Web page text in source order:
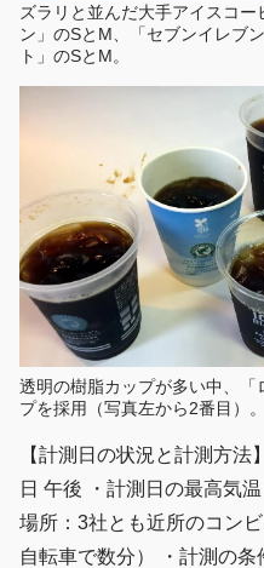
ズラリと並んだ大手アイスコ
ン」のSとM、「セブンイレブ
ト」のSとM。
透明の樹脂カップが多い中、「
プを採用（写真左から2番目）。
【計測日の状況と計測方
日 午後 ・計測日の最高気
場所：3社とも近所のコン
自転車で数分） ・計測の